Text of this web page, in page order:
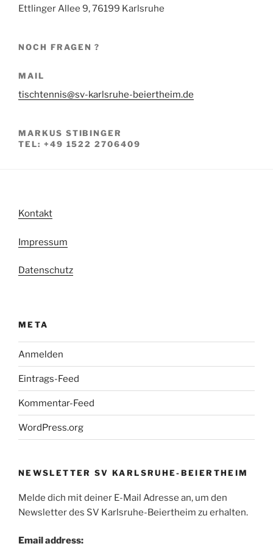
Ettlinger Allee 9, 76199 Karlsruhe
NOCH FRAGEN ?
MAIL
tischtennis@sv-karlsruhe-beiertheim.de
MARKUS STIBINGER
TEL: +49 1522 2706409
Kontakt
Impressum
Datenschutz
META
Anmelden
Eintrags-Feed
Kommentar-Feed
WordPress.org
NEWSLETTER SV KARLSRUHE-BEIERTHEIM
Melde dich mit deiner E-Mail Adresse an, um den
Newsletter des SV Karlsruhe-Beiertheim zu erhalten.
Email address: